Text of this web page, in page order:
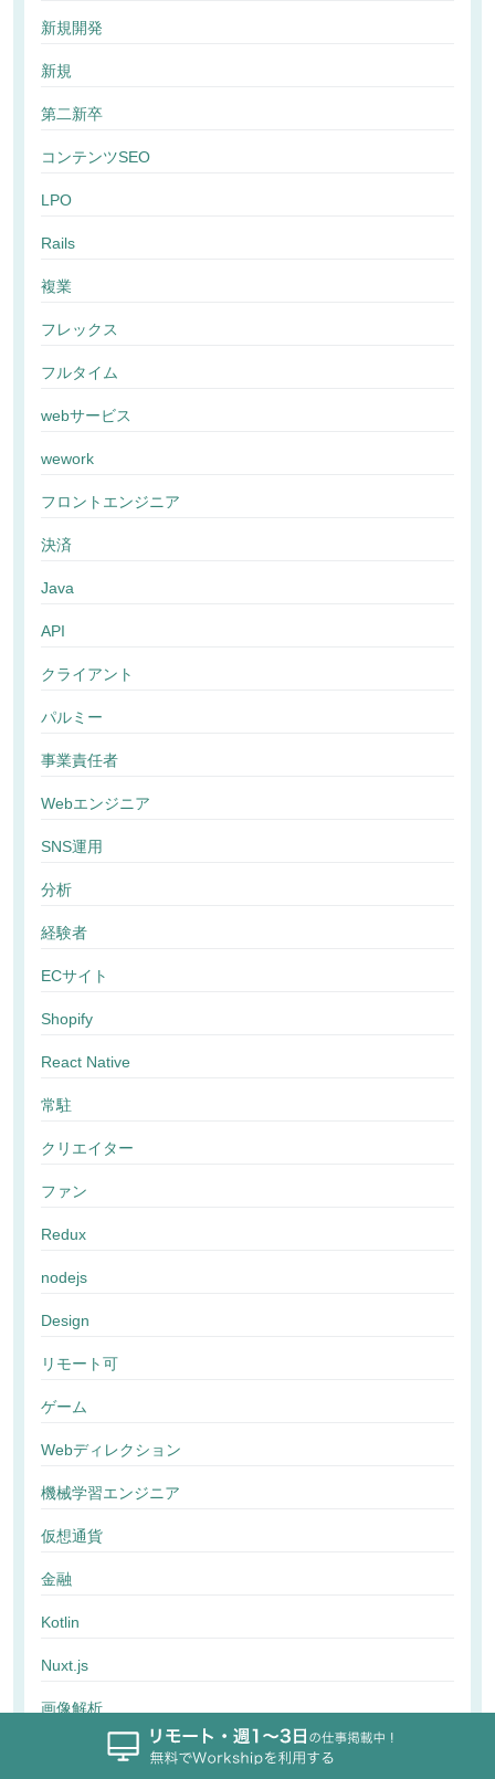
新規開発
新規
第二新卒
コンテンツSEO
LPO
Rails
複業
フレックス
フルタイム
webサービス
wework
フロントエンジニア
決済
Java
API
クライアント
パルミー
事業責任者
Webエンジニア
SNS運用
分析
経験者
ECサイト
Shopify
React Native
常駐
クリエイター
ファン
Redux
nodejs
Design
リモート可
ゲーム
Webディレクション
機械学習エンジニア
仮想通貨
金融
Kotlin
Nuxt.js
画像解析